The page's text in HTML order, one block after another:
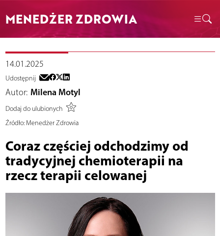
MENEDŻER ZDROWIA
14.01.2025
Udostępnij
Autor: Milena Motyl
Dodaj do ulubionych
Źródło:Menedżer Zdrowia
Coraz częściej odchodzimy od
tradycyjnej chemioterapii na
rzecz terapii celowanej